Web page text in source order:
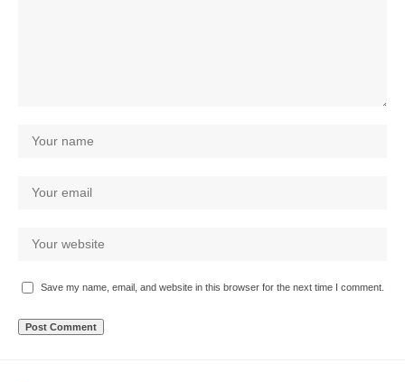
Save my name, email, and website in this browser for the next time I comment.